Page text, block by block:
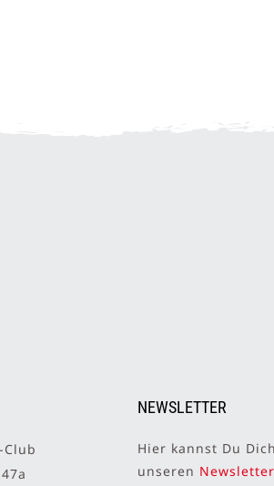
NEWSLETTER
Hier kannst Du
unseren Newsletter